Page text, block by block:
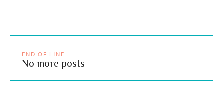
END OF LINE
No more posts